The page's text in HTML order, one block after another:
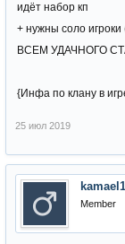
идёт набор кп
+ нужны соло
ВСЕМ УДАЧНОГО
{Инфа по клану в
25 июл 2019
Member